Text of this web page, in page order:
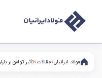
فولاد ایرانیان مقالات تأثیر توافق بر